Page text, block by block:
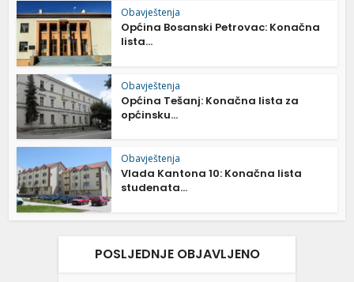
Obavještenja
Općina Bosanski Petrovac: Konačna
lista...
Obavještenja
Općina Tešanj: Konačna lista za
općinsku...
Obavještenja
Vlada Kantona 10: Konačna lista
studenata...
POSLJEDNJE OBJAVLJENO